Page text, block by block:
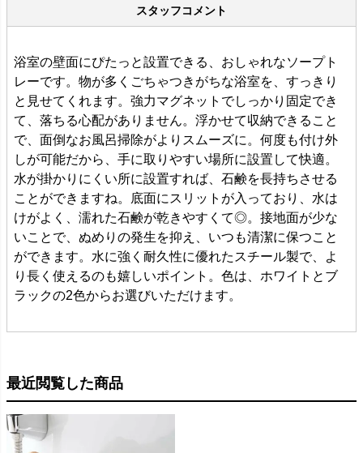
スタッフコメント
浴室の壁面にぴたっと設置できる、おしゃれなソープト
レーです。物が多くごちゃつきがちな浴室を、すっきり
と見せてくれます。強力マグネットでしっかり固定でき
て、落ちる心配がありません。浮かせて収納できること
で、面倒なお風呂掃除がよりスムーズに。何度も付け外
しが可能だから、手に取りやすい場所に設置して快適。
水が掛かりにくい所に設置すれば、石鹸を長持ちさせる
ことができますね。底面にスリットが入っており、水は
けがよく、濡れた石鹸が乾きやすくて◎。接地面が少な
いことで、ぬめりの発生を抑え、いつも清潔に保つこと
ができます。水に強く耐久性に優れたスチール製で、よ
り長く使えるのも嬉しいポイント。色は、ホワイトとブ
ラックの2色からお選びいただけます。
最近閲覧した商品